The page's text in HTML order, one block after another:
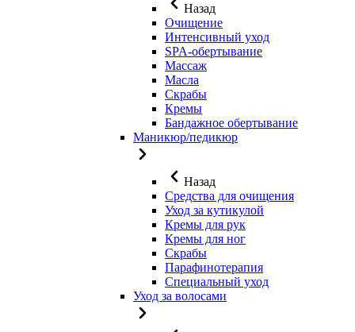
Назад
Очищение
Интенсивный уход
SPA-обертывание
Массаж
Масла
Скрабы
Кремы
Бандажное обертывание
Маникюр/педикюр
Назад
Средства для очищения
Уход за кутикулой
Кремы для рук
Кремы для ног
Скрабы
Парафинотерапия
Специальный уход
Уход за волосами